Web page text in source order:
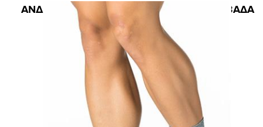
ΑΝΔΡΙΚΗ ΒΑΜΒΑΚΕΡΗ ΠΕΤΣΕΤΕ ΚΑΛΤΣΑ 3ΑΔΑ
8,10 € 6,07 €